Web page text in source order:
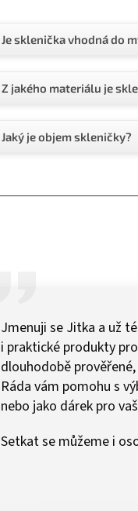
Je sklenička vhodná do
Z jakého materiálu je
Jaký je objem skleničky?
Jmenuji se Jitka a už
i praktické produkty
dlouhodobě
Ráda vám pomohu s
nebo jako dárek pro
Setkat se můžeme i